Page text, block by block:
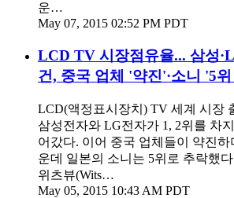
운…
May 07, 2015 02:52 PM PDT
LCD TV 시장점유율... 삼성
건, 중국 업체 '약진'·소니 '5
LCD(액정표시장치) TV 세계 시장
삼성전자와 LG전자가 1, 2위를 차
어갔다. 이어 중국 업체들이 약진하
운데 일본의 소니는 5위로 추락했
위츠뷰(Wits…
May 05, 2015 10:43 AM PDT